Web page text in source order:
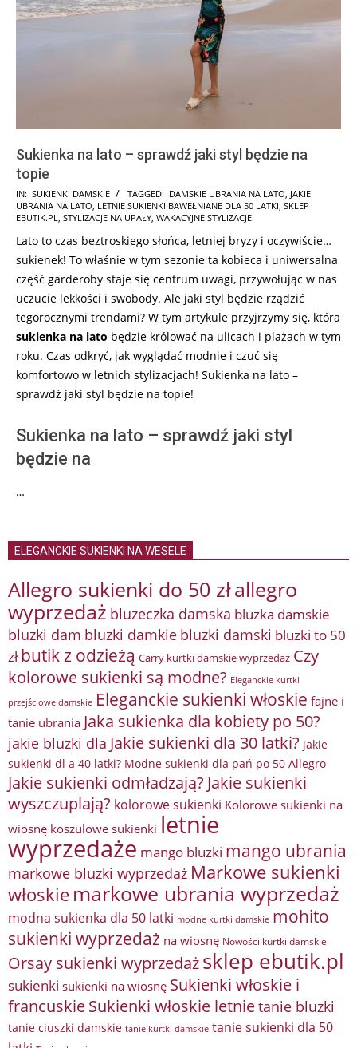
Sukienka na lato – sprawdź jaki styl będzie na
topie
2026-
06-
IN: SUKIENKI DAMSKIE TAGGED: DAMSKIE UBRANIA NA LATO, JAKIE
UBRANIA NA LATO, LETNIE SUKIENKI BAWEŁNIANE DLA 50 LATKI, SKLEP
EBUTIK.PL, STYLIZACJE NA UPAŁY, WAKACYJNE STYLIZACJE
Lato to czas beztroskiego słońca, letniej bryzy i oczywiście…
sukienek! To właśnie w tym sezonie ta kobieca i uniwersalna
część garderoby staje się centrum uwagi, przywołując w nas
uczucie lekkości i swobody. Ale jaki styl będzie rządzić
tegorocznymi trendami? W tym artykule przyjrzymy się, która
sukienka na lato będzie królować na ulicach i plażach w tym
roku. Czas odkryć, jak wyglądać modnie i czuć się
komfortowo w letnich stylizacjach! Sukienka na lato –
sprawdź jaki styl będzie na topie!
Sukienka na lato – sprawdź jaki styl
będzie na
…
ELEGANCKIE SUKIENKI NA WESELE
Allegro sukienki do 50 złallegro
wyprzedaż bluzeczka damska bluzka damskie
bluzki dam bluzki damkie bluzki damski bluzki to 50
zł butik z odzieżą Carry kurtki damskie wyprzedaż Czy
kolorowe sukienki są modne? Eleganckie kurtki
przejściowe damskie Eleganckie sukienki włoskie fajne i
tanie ubrania Jaka sukienka dla kobiety po 50?
jakie bluzki dla Jakie sukienki dla 30 latki? jakie
sukienki dl a 40 latki? Modne sukienki dla pań po 50 Allegro
Jakie sukienki odmładzają? Jakie sukienki
wyszczuplają? kolorowe sukienki Kolorowe sukienki na
wiosnę koszulowe sukienki letnie
wyprzedaże mango bluzki mango ubrania
markowe bluzki wyprzedaż Markowe sukienki
włoskie markowe ubrania wyprzedaż
modna sukienka dla 50 latki modne kurtki damskie mohito
sukienki wyprzedaż na wiosnę Nowości kurtki damskie
Orsay sukienki wyprzedażsklep ebutik.pl
sukienki sukienki na wiosnę Sukienki włoskie i
francuskieSukienki włoskie letnietanie bluzki
tanie ciuszki damskie tanie kurtki damskie tanie sukienki dla 50